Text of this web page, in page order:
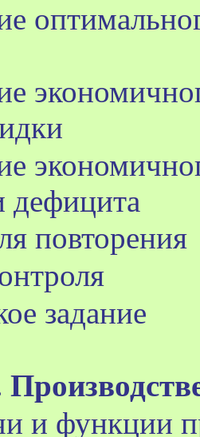
повторения
задание
и функции